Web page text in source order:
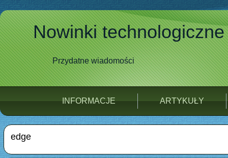
Nowinki technologiczne
Przydatne wiadomości
INFORMACJE ARTYKUŁY
edge